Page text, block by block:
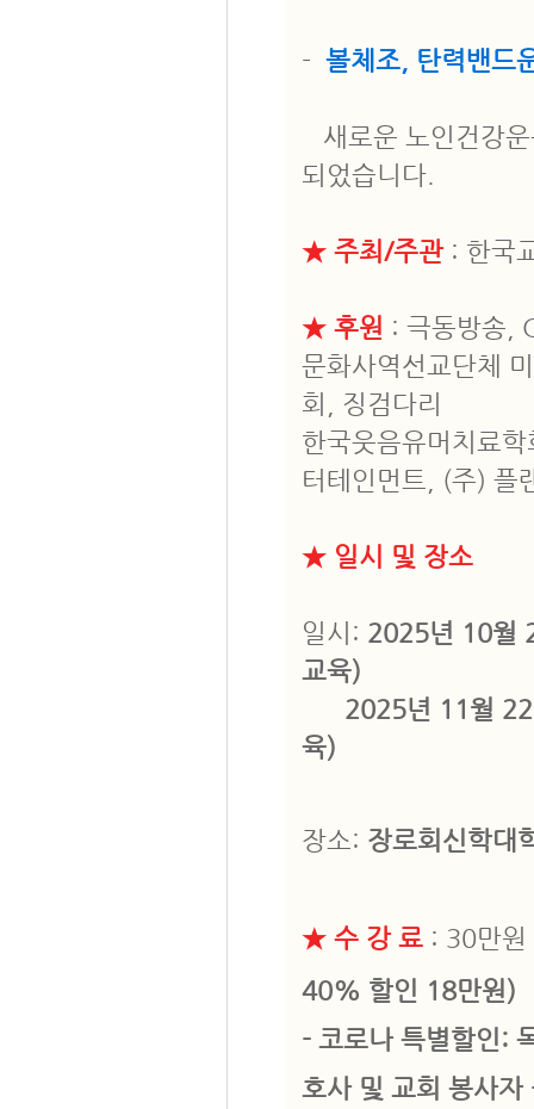
- 볼체조, 탄력밴드
새로운 노인건강
되었습니다.
★ 주최/주관: 한국
★ 후원 : 극동방송,
문화사역선교단체
회, 징검다리
한국웃음유머치료
터테인먼트, (주) 플
★ 일시 및 장소
일시: 2025년 10월
교육)
2025년 11월 22
육)
장소: 장로회신학대
★ 수 강 료: 30만원
40% 할인 18만원)
- 코로나 특별할인:
호사 및 교회 봉사자